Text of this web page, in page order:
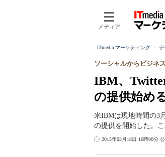
メディア
ITmedia マーケティング デ
IBM、
の提供始め
ソーシャルからビジネ
米IBMは現地時間の3
の提供を開始した。
2015年03月18日 16時00分